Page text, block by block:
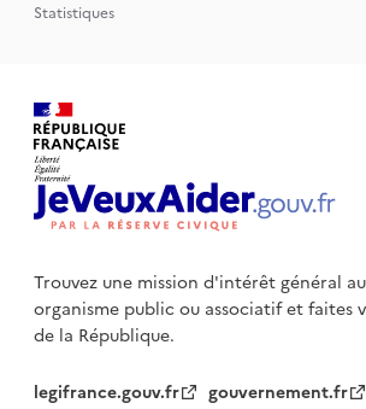
Statistiques
Trouvez une mission d'intérêt général
organisme publicou associatif et faites
de la République.
legifrance.gouv.fr
gouvernement.fr